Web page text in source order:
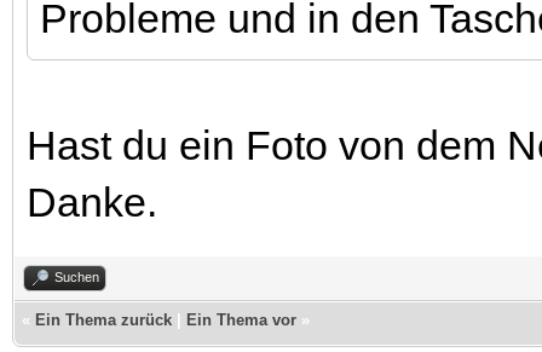
Probleme und in den
Hast du ein Foto von dem
Danke.
Suchen
« Ein Thema zurück Ein Thema vor »